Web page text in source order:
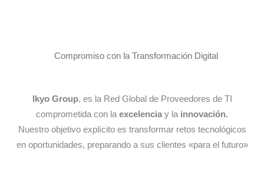
Compromiso con la Transformación Digital
Ikyo Group, es la Red Global de Proveedores de TI
comprometida con la excelencia y la innovación.
Nuestro objetivo explícito es transformar retos tecnológicos
en oportunidades, preparando a sus clientes «para el futuro»